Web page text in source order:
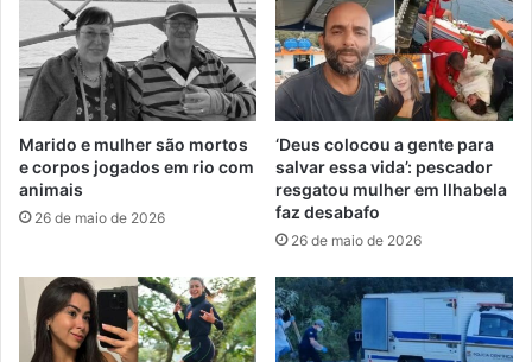
Marido e mulher são mortos
e corpos jogados em rio com
animais
26 de maio de 2026
‘Deus colocou a gente para
salvar essa vida’: pescador
resgatou mulher em Ilhabela
faz desabafo
26 de maio de 2026